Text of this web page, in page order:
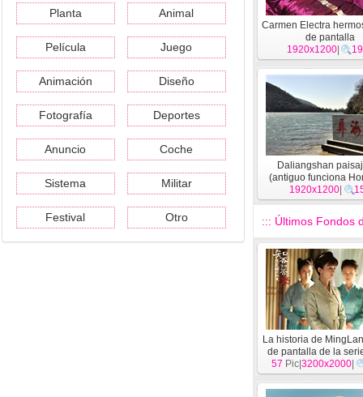
Planta Animal
Película Juego
Animación Diseño
Fotografía Deportes
Anuncio Coche
Sistema Militar
Festival Otro
Carmen Electra
de pantalla
1920x1200
Daliangshan
(antiguo funciona
1920x1200
::: Últimos Fondos
La historia de
de pantalla de la
HD[Película]
57 Pic|3200x2000